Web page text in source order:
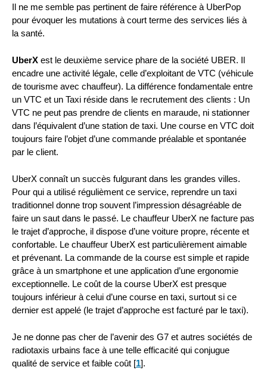
Il ne me semble pas pertinent de faire référence à UberPop
pour évoquer les mutations à court terme des services liés à
la santé.
UberX est le deuxième service phare de la société UBER. Il
encadre une activité légale, celle d’exploitant de VTC (véhicule
de tourisme avec chauffeur). La différence fondamentale entre
un VTC et un Taxi réside dans le recrutement des clients : Un
VTC ne peut pas prendre de clients en maraude, ni stationner
dans l’équivalent d’une station de taxi. Une course en VTC doit
toujours faire l’objet d’une commande préalable et spontanée
par le client.
UberX connaît un succès fulgurant dans les grandes villes.
Pour qui a utilisé régulièment ce service, reprendre un taxi
traditionnel donne trop souvent l’impression désagréable de
faire un saut dans le passé. Le chauffeur UberX ne facture pas
le trajet d’approche, il dispose d’une voiture propre, récente et
confortable. Le chauffeur UberX est particulièrement aimable
et prévenant. La commande de la course est simple et rapide
grâce à un smartphone et une application d’une ergonomie
exceptionnelle. Le coût de la course UberX est presque
toujours inférieur à celui d’une course en taxi, surtout si ce
dernier est appelé (le trajet d’approche est facturé par le taxi).
Je ne donne pas cher de l’avenir des G7 et autres sociétés de
radiotaxis urbains face à une telle efficacité qui conjugue
qualité de service et faible coût [1].